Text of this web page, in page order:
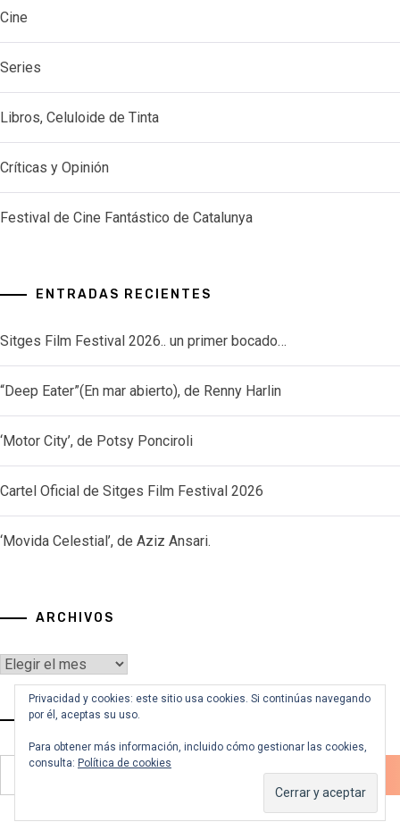
Cine
Series
Libros, Celuloide de Tinta
Críticas y Opinión
Festival de Cine Fantástico de Catalunya
ENTRADAS RECIENTES
Sitges Film Festival 2026.. un primer bocado…
“Deep Eater”(En mar abierto), de Renny Harlin
‘Motor City’, de Potsy Ponciroli
Cartel Oficial de Sitges Film Festival 2026
‘Movida Celestial’, de Aziz Ansari.
ARCHIVOS
Archivos
VOY A BUSCAR…
Buscar:
Privacidad y cookies: este sitio usa cookies. Si continúas navegando
por él, aceptas su uso.
Para obtener más información, incluido cómo gestionar las cookies,
consulta: Política de cookies